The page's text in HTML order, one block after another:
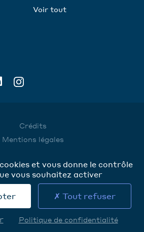
Voir tout
Crédits
Mentions légales
Cookies
Contact
et vous donne le contrôle
vous souhaitez activer
Tout refuser
Politique de confidentialité